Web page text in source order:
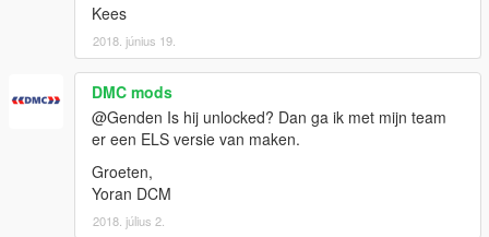
Kees
2018. június 19.
DMC mods
@Genden Is hij unlocked? Dan ga ik met mijn team
er een ELS versie van maken.
Groeten,
Yoran DCM
2018. július 2.